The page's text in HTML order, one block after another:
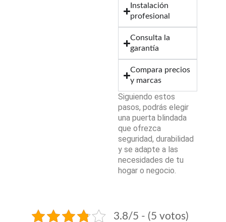
Instalación
profesional
Consulta la
garantía
Compara precios
y marcas
Siguiendo estos
pasos, podrás elegir
una puerta blindada
que ofrezca
seguridad, durabilidad
y se adapte a las
necesidades de tu
hogar o negocio.
3.8/5 - (5 votos)